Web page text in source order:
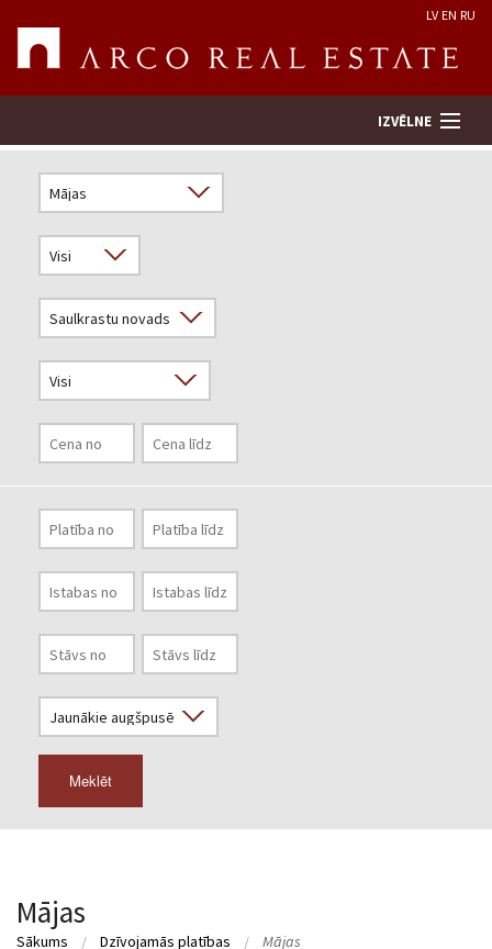
LV EN RU
IZVĒLNE
Novērtēt īpašumu
Uzņēmums
Pakalpojumi
Kontakti
Meklēt
Mājas
Sākums Dzīvojamās platības Mājas